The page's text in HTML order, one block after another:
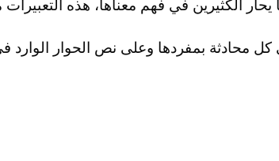
يحار الكثيرين في فهم معناها، هذه
محادثة بمفردها وعلى نص الحوار الوارد